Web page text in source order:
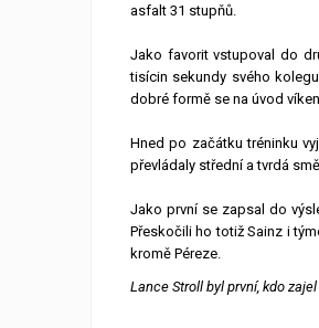
asfalt 31 stupňů.
Jako favorit vstupoval do
tisícin sekundy svého
dobré formě se na úvod
Hned po začátku tréninku
převládaly střední a tvrdá
Jako první se zapsal do
Přeskočili ho totiž Sainz i
kromě Péreze.
Lance Stroll byl první, kdo